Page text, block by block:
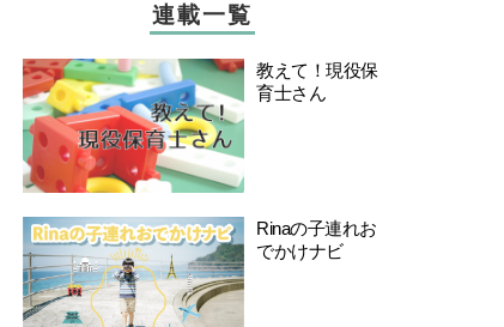
連載一覧
教えて！現役保
育士さん
Rinaの子連れお
でかけナビ